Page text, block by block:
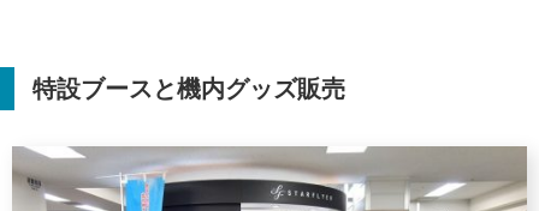
特設ブースと機内グッズ販売